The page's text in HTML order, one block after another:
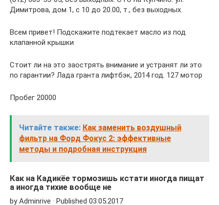
Димитрова, дом 1, с 10 до 20.00, т., без выходных.
Всем привет! Подскажите подтекает масло из под
клапанной крышки
Стоит ли на это заострять внимание и устранят ли это
по гарантии? Лада гранта лифтбэк, 2014 год. 127 мотор
Пробег 20000
Читайте также: Как заменить воздушный
фильтр на Форд Фокус 2: эффективные
методы и подробная инструкция
Как на Кадикёе тормозишь кстати иногда пищат
а иногда тихие вообще не
by Adminrive · Published 03.05.2017